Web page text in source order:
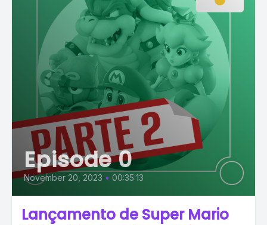
Episode 0
November 20, 2023 • 00:35:13
Lançamento de Super Mario